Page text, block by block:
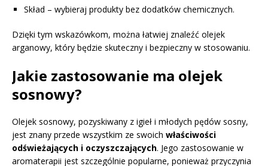
Skład – wybieraj produkty bez dodatków chemicznych.
Dzięki tym wskazówkom, można łatwiej znaleźć olejek
arganowy, który będzie skuteczny i bezpieczny w stosowaniu.
Jakie zastosowanie ma olejek
sosnowy?
Olejek sosnowy, pozyskiwany z igieł i młodych pędów sosny,
jest znany przede wszystkim ze swoich właściwości
odświeżających i oczyszczających. Jego zastosowanie w
aromaterapii jest szczególnie popularne, ponieważ przyczynia